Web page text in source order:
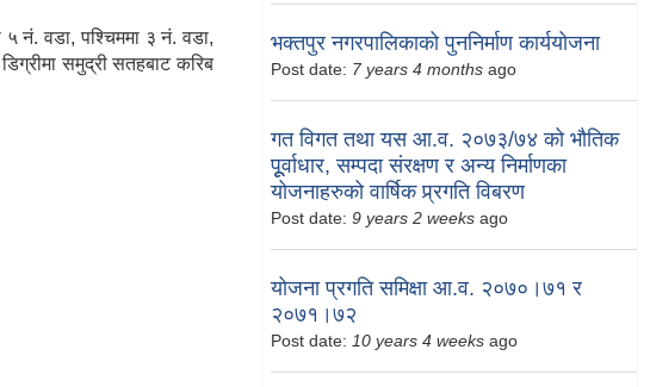
५ नं. वडा, पश्चिममा ३ नं. वडा,
समुद्री सतहबाट करिब
भक्तपुर नगरपालिकाको पुननिर्माण कार्ययोजना
Post date: 7 years 4 months ago
गत विगत तथा यस आ.व. २०७३/७४ को भौतिक
पूूर्वाधार, सम्पदा संरक्षण र अन्य निर्माणका
योजनाहरुको वार्षिक प्र्रगति विबरण
Post date: 9 years 2 weeks ago
योजना प्रगति समिक्षा आ.व. २०७०।७१ र
२०७१।७२
Post date: 10 years 4 weeks ago